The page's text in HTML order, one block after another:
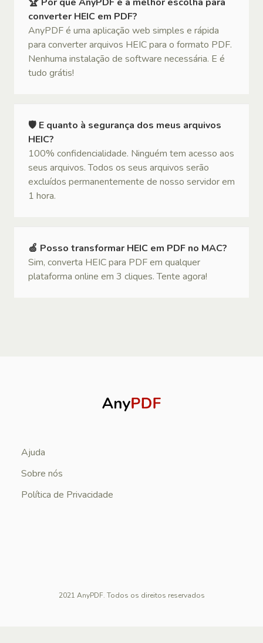
converter HEIC em PDF?
AnyPDF é uma aplicação web simples e rápida
para converter arquivos HEIC para o formato PDF.
Nenhuma instalação de software necessária. E é
tudo grátis!
🛡 E quanto à segurança dos meus arquivos
HEIC?
100% confidencialidade. Ninguém tem acesso aos
seus arquivos. Todos os seus arquivos serão
excluídos permanentemente de nosso servidor em
1 hora.
🍏 Posso transformar HEIC em PDF no MAC?
Sim, converta HEIC para PDF em qualquer
plataforma online em 3 cliques. Tente agora!
Ajuda
Sobre nós
Política de Privacidade
2021 AnyPDF. Todos os direitos reservados